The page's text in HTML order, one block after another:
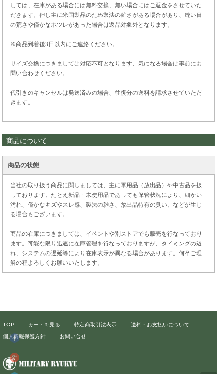
しては、在庫がある場合には無料交換、無い場合にはご返金をさせていた
だきます。但し主に米国製品のため製法の雑さがある場合があり、縫い目
の荒さや僅かなホツレがあった場合は返品対象外となります。
※商品到着後3日以内にご連絡ください。
サイズ交換につきましては対応不可となります、気になる場合は事前にお
問い合わせください。
代引きのキャンセルは発送済みの場合、往復分の送料を請求させていただ
きます。
商品について
商品の状態
当社の取り扱う商品に関しましては、主に軍用品（放出品）や中古品を扱
っております。たとえ新品・未使用品であっても保管状況により、細かい
汚れ、僅かなキズやスレ感、製法の雑さ、放出品特有の臭い、などが生じ
る場合もございます。
商品の在庫につきましては、イベントや別ストアでも販売を行なっており
ます。可能な限り迅速に在庫管理を行なっておりますが、タイミングの遅
れ、システムの遅延等により在庫表示が異なる場合があります。何卒ご理
解の程よろしくお願いいたします。
TOP カートを見る 特定商取引法表示
送料・お支払いについて
個人情報保護方針
お問い合せ